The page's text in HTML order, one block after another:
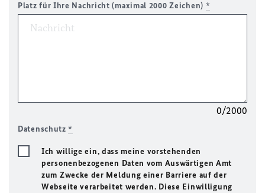
Platz für Ihre Nachricht (maximal 2000 Zeichen) *
0/2000
Datenschutz*
Ich willige ein, dass meine vorstehenden
personenbezogenen Daten vom Auswärtigen Amt
zum Zwecke der Meldung einer Barriere auf der
Webseite verarbeitet werden. Diese Einwilligung